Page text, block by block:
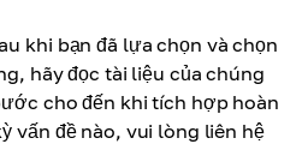
khi bạn đã lựa chọn và chọn
hãy đọc tài liệu của chúng
cho đến khi tích hợp hoàn
vấn đề nào, vui lòng liên hệ